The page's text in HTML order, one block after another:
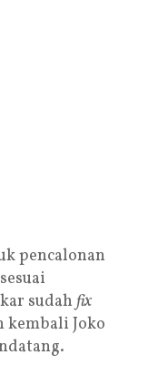
pencalonan
sudah fix
kembali Joko